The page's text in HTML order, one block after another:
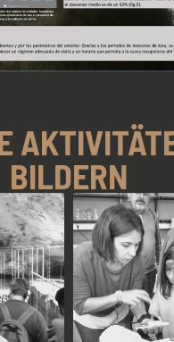
BILDERN